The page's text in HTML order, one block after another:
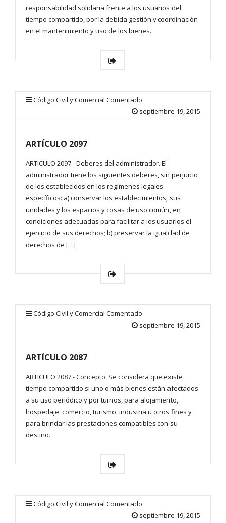
responsabilidad solidaria frente a los usuarios del
tiempo compartido, por la debida gestión y coordinación
en el mantenimiento y uso de los bienes.
Código Civil y Comercial Comentado
septiembre 19, 2015
ARTÍCULO 2097
ARTICULO 2097.- Deberes del administrador. El
administrador tiene los siguientes deberes, sin perjuicio
de los establecidos en los regímenes legales
específicos: a) conservar los establecimientos, sus
unidades y los espacios y cosas de uso común, en
condiciones adecuadas para facilitar a los usuarios el
ejercicio de sus derechos; b) preservar la igualdad de
derechos de […]
Código Civil y Comercial Comentado
septiembre 19, 2015
ARTÍCULO 2087
ARTICULO 2087.- Concepto. Se considera que existe
tiempo compartido si uno o más bienes están afectados
a su uso periódico y por turnos, para alojamiento,
hospedaje, comercio, turismo, industria u otros fines y
para brindar las prestaciones compatibles con su
destino.
Código Civil y Comercial Comentado
septiembre 19, 2015